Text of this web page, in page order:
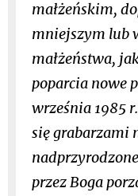
małżeńskim,
mniejszym lub
małżeństwa,
poparcia nowe
września 1985
się grabarzami
przez Boga